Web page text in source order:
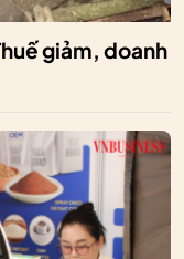
giảm, doanh